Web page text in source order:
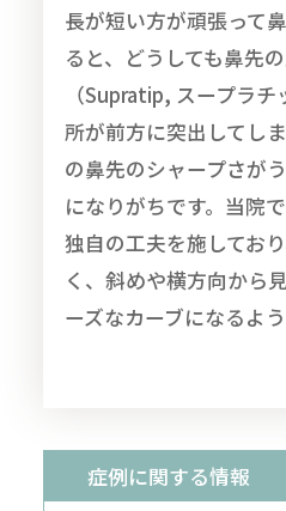
長が短い方が頑張って
ると、どうしても鼻先
（Supratip, スープラ
所が前方に突出してし
の鼻先のシャープさが
になりがちです。当院
独自の工夫を施してお
く、斜めや横方向から
ーズなカーブになるよ
症例に関する情報